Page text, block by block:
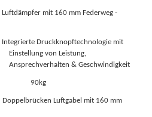
mit 160 mm Federweg -
mit
Einstellung von Leistung,
Ansprechverhalten & Geschwindigkeit
Luftgabel mit 160 mm